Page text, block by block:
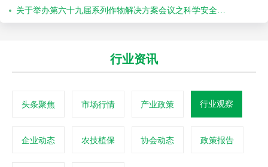
关于举办第六十九届系列作物解决方案会议之科学安全使用农药及作物单产提升技术培训会的通知
行业资讯
头条聚焦 市场行情 产业政策 行业观察
企业动态 农技植保 协会动态 政策报告